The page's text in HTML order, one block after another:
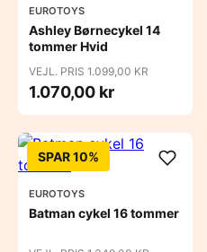
EUROTOYS
Ashley Børnecykel 14
tommer Hvid
VEJL. PRIS 1.099,00 KR
1.070,00 kr
SPAR 10%
EUROTOYS
Batman cykel 16 tommer